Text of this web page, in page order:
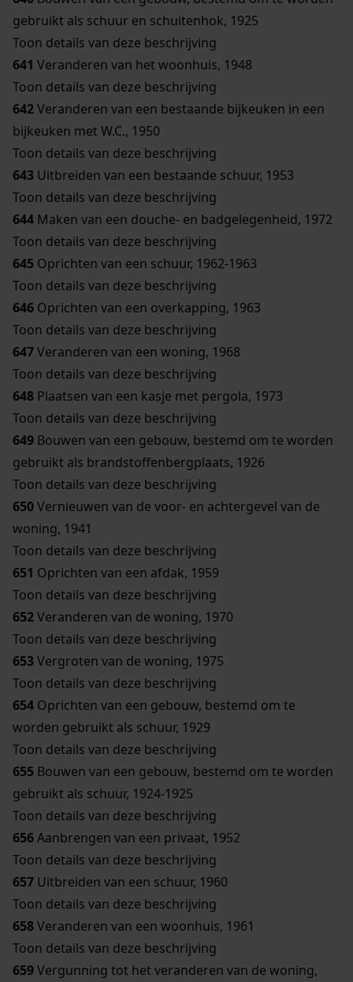
gebruikt als schuur en schuitenhok, 1925
Toon details van deze beschrijving
641 Veranderen van het woonhuis, 1948
Toon details van deze beschrijving
642Veranderen van een bestaande bijkeuken in een
bijkeuken met W.C., 1950
Toon details van deze beschrijving
643 Uitbreiden van een bestaande schuur, 1953
Toon details van deze beschrijving
644 Maken van een douche- en badgelegenheid, 1972
Toon details van deze beschrijving
645 Oprichten van een schuur, 1962-1963
Toon details van deze beschrijving
646 Oprichten van een overkapping, 1963
Toon details van deze beschrijving
647Veranderen van een woning, 1968
Toon details van deze beschrijving
648 Plaatsen van een kasje met pergola, 1973
Toon details van deze beschrijving
649 Bouwen van een gebouw, bestemd om te worden
gebruikt als brandstoffenbergplaats, 1926
Toon details van deze beschrijving
650Vernieuwen van de voor- en achtergevel van de
woning, 1941
Toon details van deze beschrijving
651 Oprichten van een afdak, 1959
Toon details van deze beschrijving
652Veranderen van de woning, 1970
Toon details van deze beschrijving
653Vergroten van de woning, 1975
Toon details van deze beschrijving
654 Oprichten van een gebouw, bestemd om te
worden gebruikt als schuur, 1929
Toon details van deze beschrijving
655 Bouwen van een gebouw, bestemd om te worden
gebruikt als schuur, 1924-1925
Toon details van deze beschrijving
656Aanbrengen van een privaat, 1952
Toon details van deze beschrijving
657 Uitbreiden van een schuur, 1960
Toon details van deze beschrijving
658Veranderen van een woonhuis, 1961
Toon details van deze beschrijving
659Vergunning tot het veranderen van de woning,